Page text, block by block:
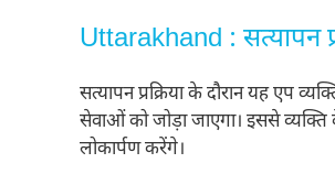
Uttarakhand : सत्यापन
सत्यापन प्रक्रिया के दौरान यह एप
सेवाओं को जोड़ा जाएगा। इससे व्यक्ति
लोकार्पण करेंगे।